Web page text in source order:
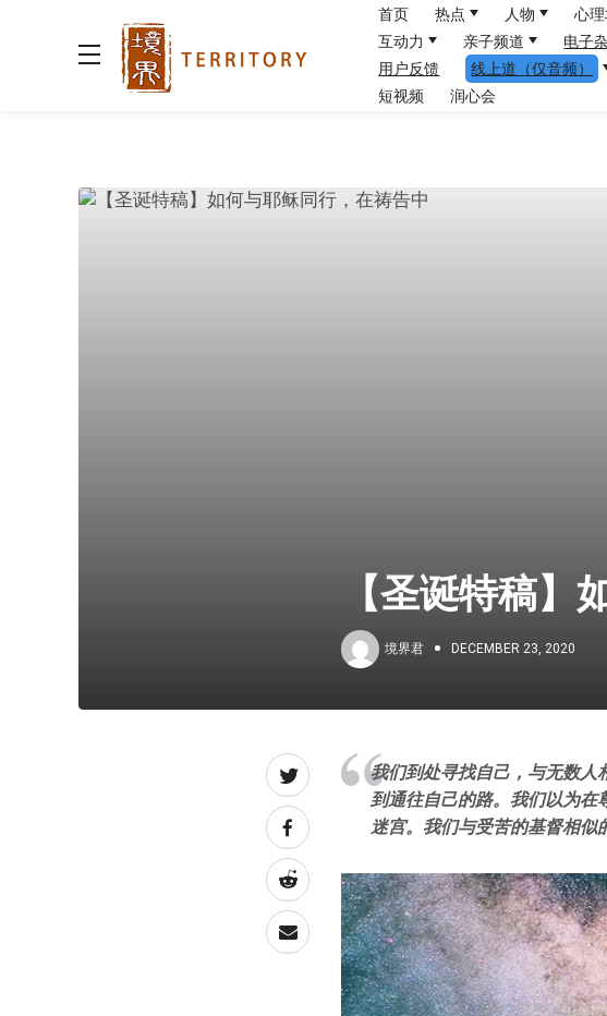
首页 热点 人物 心
互动力
亲子频道 电子
用户反馈
线上道（仅音频）
短视频
润心会
【圣诞特稿】
境界君 DECEMBER 23, 2020
我们到处寻找自己，与无数人
到通往自己的路。我们以为在
迷宫。我们与受苦的基督相似